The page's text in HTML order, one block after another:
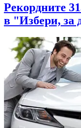
Рекордните
в "Избери, за